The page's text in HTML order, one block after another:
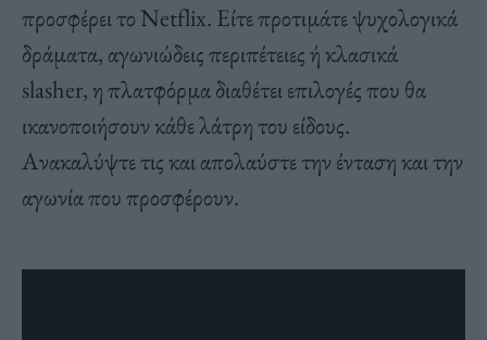
προσφέρει το Netflix. Είτε προτιμάτε ψυχολογικά
δράματα, αγωνιώδεις περιπέτειες ή κλασικά
slasher, η πλατφόρμα διαθέτει επιλογές που θα
ικανοποιήσουν κάθε λάτρη του είδους.
Ανακαλύψτε τις και απολαύστε την ένταση και την
αγωνία που προσφέρουν.